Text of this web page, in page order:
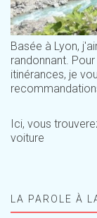
Basée à Lyon,
randonnant.
itinérances, je
Ici, vous
voiture
LA PAROLE À